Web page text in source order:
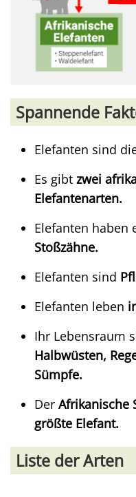
Spannende
Elefanten sind
Es gibt zwei
Elefantenarten.
Elefanten haben
Stoßzähne.
Elefanten sind
Elefanten leben
Ihr Lebensraum
Halbwüsten,
Sümpfe.
Der Afrikanische
größte Elefant.
Liste der Arten